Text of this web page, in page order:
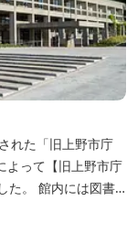
れた「旧上野市庁
よって【旧上野市庁
た。 館内には図書
賀市観光インフォ
「伊賀百貨